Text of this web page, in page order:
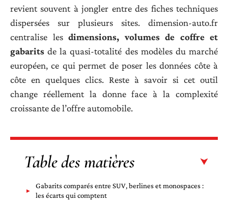
revient souvent à jongler entre des fiches techniques
dispersées sur plusieurs sites. dimension-auto.fr
centralise les dimensions, volumes de coffre et
gabarits de la quasi-totalité des modèles du marché
européen, ce qui permet de poser les données côte à
côte en quelques clics. Reste à savoir si cet outil
change réellement la donne face à la complexité
croissante de l’offre automobile.
Table des matières
Gabarits comparés entre SUV, berlines et monospaces :
les écarts qui comptent